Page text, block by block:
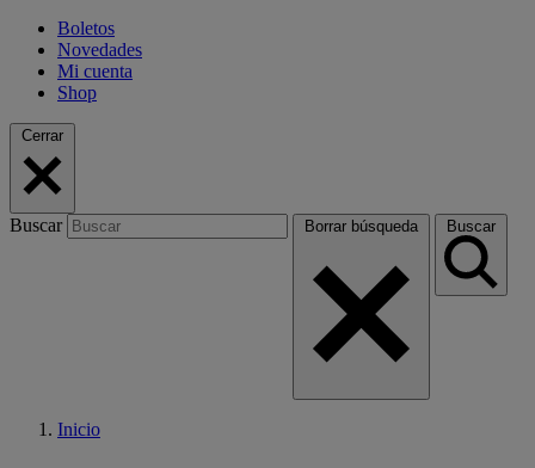
Boletos
Novedades
Mi cuenta
Shop
Cerrar
Buscar Borrar búsqueda Buscar
Inicio